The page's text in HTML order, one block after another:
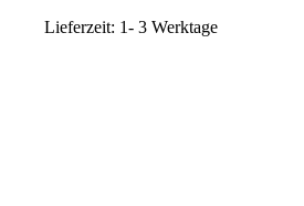
Lieferzeit: 1- 3 Werktage